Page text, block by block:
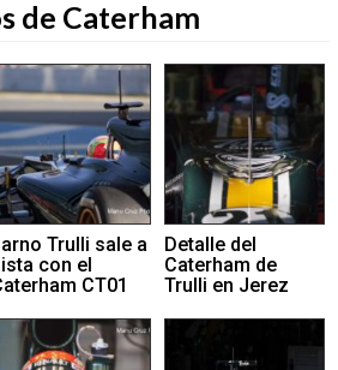
de Caterham
Trulli sale a
con el
CT01
Detalle del
Caterham de
Trulli en Jerez